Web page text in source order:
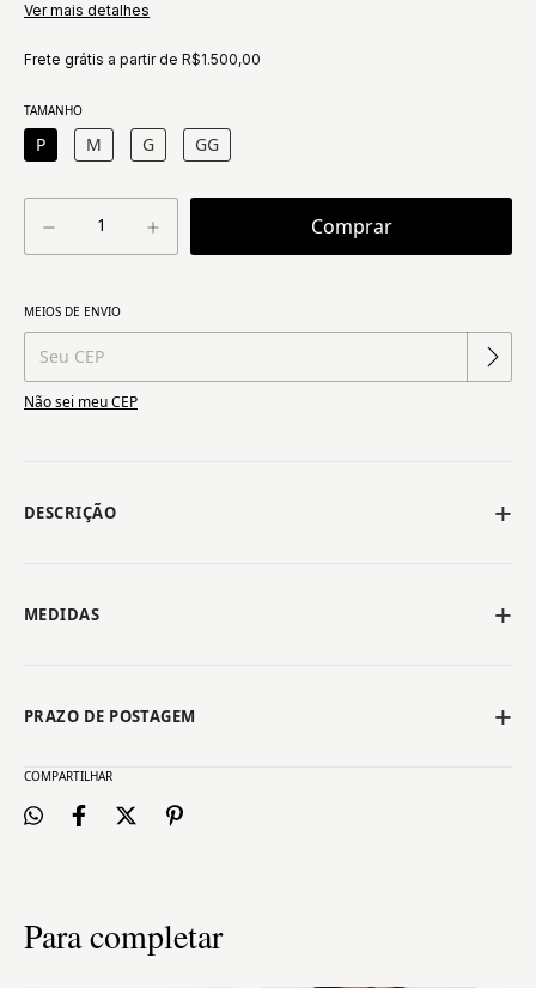
Ver mais detalhes
Frete grátis a partir de R$1.500,00
TAMANHO
P M G GG
Entregas para o CEP:
MEIOS DE ENVIO
Não sei meu CEP
DESCRIÇÃO
MEDIDAS
PRAZO DE POSTAGEM
COMPARTILHAR
Para completar